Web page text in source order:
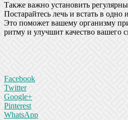
Также важно установить
Постарайтесь лечь и встать в
Это поможет вашему организму
ритму и улучшит качество вашего
Facebook
Twitter
Google+
Pinterest
WhatsApp